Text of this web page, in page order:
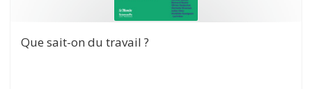
Que sait-on du travail ?